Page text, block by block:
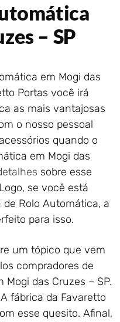
em Queimados – RJ
Portão de Garagem de
em Petrópolis – RJ
Portão de Garagem de
em Nova Iguaçu – RJ
de Garagem de
em Nova Friburgo –
– SP
em Mogi das
Portas você irá
as mais vantajosas
o nosso pessoal
quando o
em Mogi das
sobre esse
se você está
Rolo Automática, a
para isso.
um tópico que vem
compradores de
das Cruzes – SP.
fábrica da Favaretto
esse quesito. Afinal,